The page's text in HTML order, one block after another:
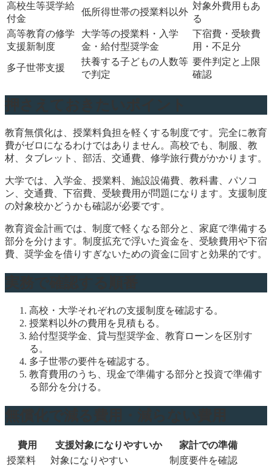
高校生等奨学給
付金
低所得世帯の授業料以外
対象外費用もあ
る
高等教育の修学
支援新制度
大学等の授業料・入学
金・給付型奨学金
下宿費・受験費
用・不足分
多子世帯支援
扶養する子どもの人数等
で判定
要件判定と上限
確認
教育無償化は、授業料負担を軽くする制度です。完全に教育
費がゼロになるわけではありません。高校でも、制服、教
材、タブレット、部活、交通費、修学旅行費がかかります。
大学では、入学金、授業料、施設設備費、教科書、パソコ
ン、交通費、下宿費、受験費用が問題になります。支援制度
の対象校かどうかも確認が必要です。
教育資金計画では、制度で軽くなる部分と、家庭で準備する
部分を分けます。制度拡充で浮いた資金を、受験費用や下宿
費、奨学金を借りすぎないための資金に回すと効果的です。
高校・大学それぞれの支援制度を確認する。
授業料以外の費用を見積もる。
給付型奨学金、貸与型奨学金、教育ローンを区別す
る。
多子世帯の要件を確認する。
教育費用のうち、現金で準備する部分と投資で準備す
る部分を分ける。
費用 支援対象になりやすいか
家計での準備
授業料
対象になりやすい 制度要件を確認